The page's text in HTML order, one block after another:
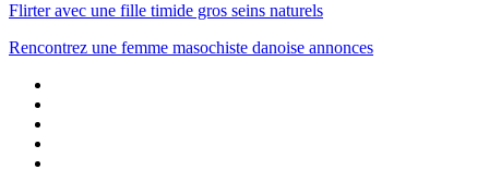
Flirter avec une fille timide gros seins naturels
Rencontrez une femme masochiste danoise annonces